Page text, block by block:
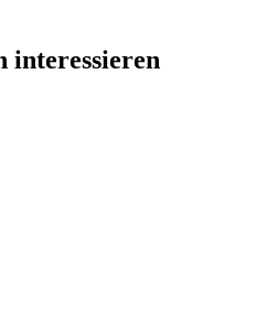
interessieren